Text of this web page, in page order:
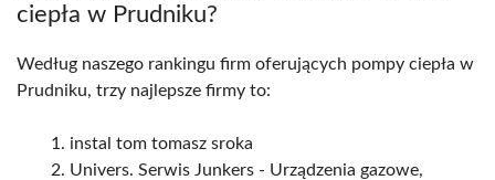
ciepła w Prudniku?
Według naszego rankingu firm oferujących pompy ciepła w
Prudniku, trzy najlepsze firmy to:
instal tom tomasz sroka
Univers. Serwis Junkers - Urządzenia gazowe,